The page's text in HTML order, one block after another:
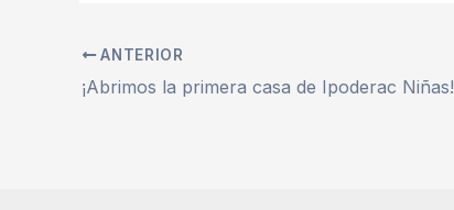
ANTERIOR
¡Abrimos la primera casa de Ipoderac Niñas!